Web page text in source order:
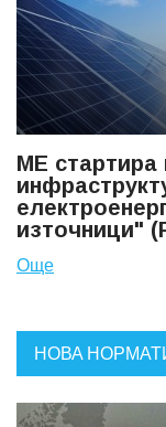
МЕ стартира
източници"
Още
НОВА